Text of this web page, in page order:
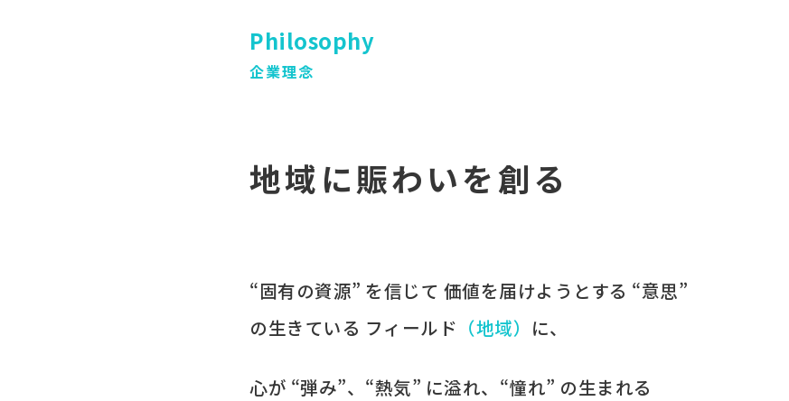
Philosophy
企業理念
地域に賑わいを創る
“固有の​資源” を​信じて 価値を​届けようとする​ “意思”
の​生きている フィールド ​（地域） に、​
心が​ “弾み”、​“熱気” に​溢れ、​“憧れ” の​生まれる